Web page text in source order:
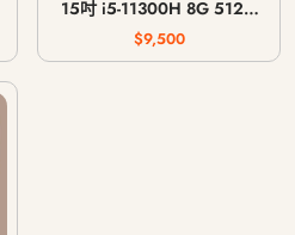
15吋 i5-11300H 8G 512G
GTX 1650 4G
$9,500